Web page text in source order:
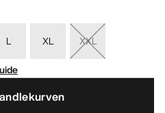
L XL
XXL